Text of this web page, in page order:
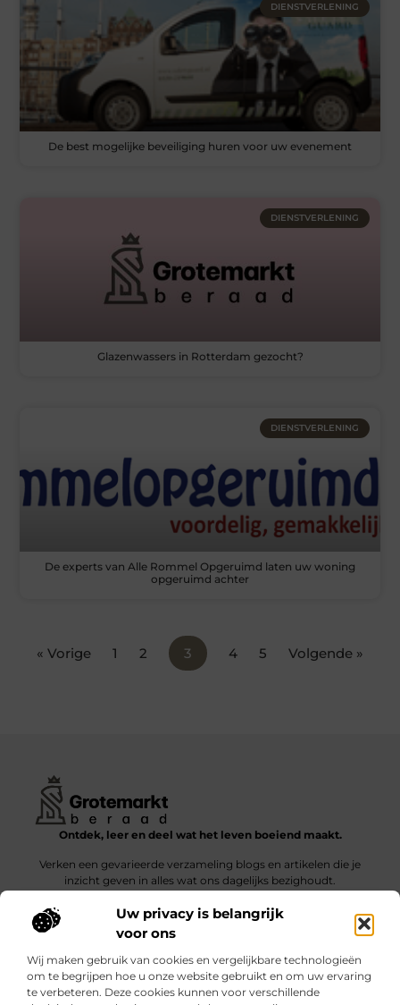
Uw privacy is belangrijk
voor ons
Wij maken gebruik van cookies en vergelijkbare technologieën
om te begrijpen hoe u onze website gebruikt en om uw ervaring
te verbeteren. Deze cookies kunnen voor verschillende
DIENSTVERLENING
De best mogelijke beveiliging huren voor uw evenement
DIENSTVERLENING
Glazenwassers in Rotterdam gezocht?
DIENSTVERLENING
De experts van Alle Rommel Opgeruimd laten uw woning
opgeruimd achter
« Vorige 1 2 3 4 5 Volgende »
Ontdek, leer en deel wat het leven boeiend maakt.
Verken een gevarieerde verzameling blogs en artikelen die je
inzicht geven in alles wat ons dagelijks bezighoudt.
Bericht categorie